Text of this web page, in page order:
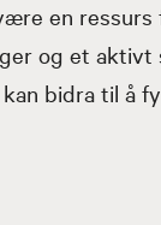
en
og et aktivt
bidra til å